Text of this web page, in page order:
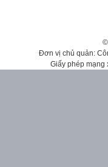
Đơn vị chủ quản:
Giấy phép mạng